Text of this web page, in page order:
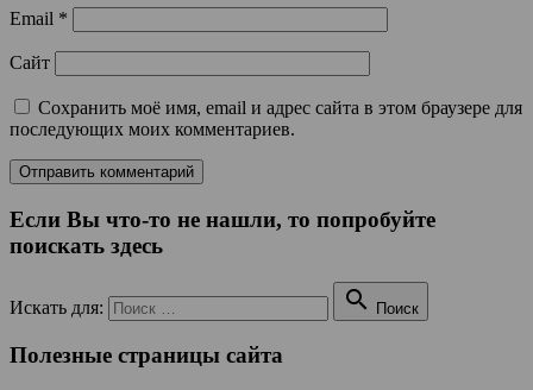
Email *
Сайт
Сохранить моё имя, email и адрес сайта в этом браузере для
последующих моих комментариев.
Если Вы что-то не нашли, то попробуйте
поискать здесь
Искать для:  Поиск
Полезные страницы сайта